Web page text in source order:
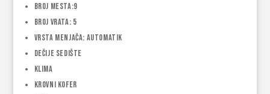
Broj mesta:9
Broj vrata: 5
Vrsta menjača: Automatik
Dečije sedište
Klima
Krovni kofer